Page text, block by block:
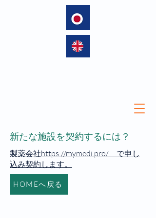
新たな施設を契約するには？
製薬会社https://mymedi.pro/ で申し
込み契約します。
HOMEへ戻る